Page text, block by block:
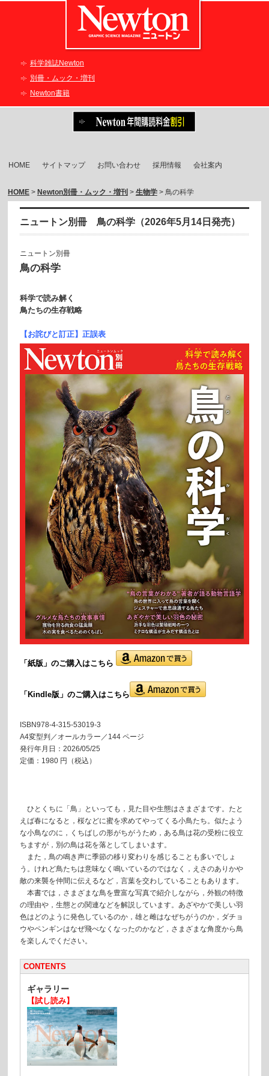
科学雑誌Newton
別冊・ムック・増刊
Newton書籍
HOME サイトマップ お問い合わせ 採用情報 会社案内
HOME> Newton別冊・ムック・増刊 > 生物学> 鳥の科学
ニュートン別冊 鳥の科学（2026年5月14日発売）
ニュートン別冊
鳥の科学
科学で読み解く
鳥たちの生存戦略
【お詫びと訂正】正誤表
「紙版」のご購入はこちら
「Kindle版」のご購入はこちら
ISBN978-4-315-53019-3
A4変型判／オールカラー／144 ページ
発行年月日：2026/05/25
定価：1980 円（税込）
ひとくちに「鳥」といっても，見た目や生態はさまざまです。たと
えば春になると，桜などに蜜を求めてやってくる小鳥たち。似たよう
な小鳥なのに，くちばしの形がちがうため，ある鳥は花の受粉に役立
ちますが，別の鳥は花を落としてしまいます。
また，鳥の鳴き声に季節の移り変わりを感じることも多いでしょ
う。けれど鳥たちは意味なく鳴いているのではなく，えさのありかや
敵の来襲を仲間に伝えるなど，言葉を交わしていることもあります。
本書では，さまざまな鳥を豊富な写真で紹介しながら，外観の特徴
の理由や，生態との関連などを解説しています。あざやかで美しい羽
色はどのように発色しているのか，雄と雌はなぜちがうのか，ダチョ
ウやペンギンはなぜ飛べなくなったのかなど，さまざまな角度から鳥
を楽しんでください。
CONTENTS
ギャラリー
【試し読み】